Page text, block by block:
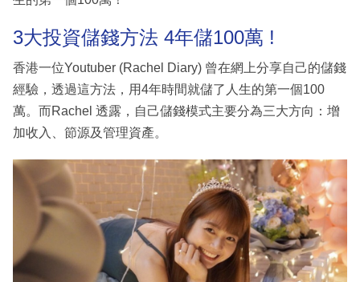
3大投資儲錢方法 4年儲100萬 !
香港一位Youtuber (Rachel Diary) 曾在網上分享自己的儲錢
經驗，透過這方法，用4年時間就儲了人生的第一個100
萬。而Rachel 透露，自己儲錢模式主要分為三大方向：增
加收入、節源及管理資產。